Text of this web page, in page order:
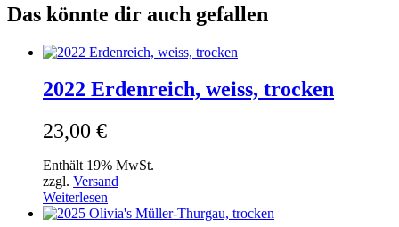
Das könnte dir auch gefallen
2022 Erdenreich, weiss, trocken
23,00 €
Enthält 19% MwSt.
zzgl. Versand
Weiterlesen